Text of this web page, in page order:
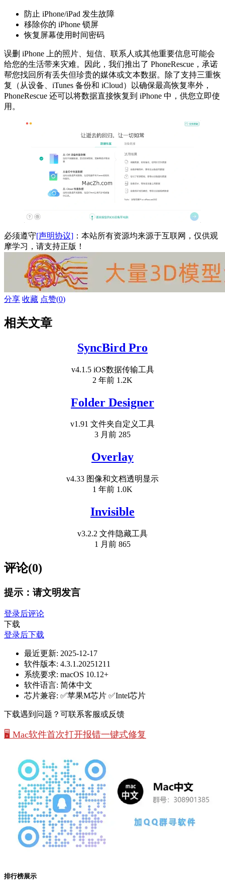
防止 iPhone/iPad 发生故障
移除你的 iPhone 锁屏
恢复屏幕使用时间密码
误删 iPhone 上的照片、短信、联系人或其他重要信息可能会
给您的生活带来灾难。因此，我们推出了 PhoneRescue，承诺
帮您找回所有丢失但珍贵的媒体或文本数据。除了支持三重恢
复（从设备、iTunes 备份和 iCloud）以确保最高恢复率外，
PhoneRescue 还可以将数据直接恢复到 iPhone 中，供您立即使
用。
必须遵守[声明协议] ：本站所有资源均来源于互联网，仅供观
摩学习，请支持正版！
分享 收藏 点赞(0)
相关文章
SyncBird Pro
v4.1.5 iOS数据传输工具
2 年前 1.2K
Folder Designer
v1.91 文件夹自定义工具
3 月前 285
Overlay
v4.33 图像和文档透明显示
1 年前 1.0K
Invisible
v3.2.2 文件隐藏工具
1 月前 865
评论(0)
提示：请文明发言
登录后评论
下载
登录后下载
最近更新: 2025-12-17
软件版本: 4.3.1.20251211
系统要求: macOS 10.12+
软件语言: 简体中文
芯片兼容: ✅苹果M芯片 ✅Intel芯片
下载遇到问题？可联系客服或反馈
🖥️ Mac软件首次打开报错一键式修复
排行榜展示